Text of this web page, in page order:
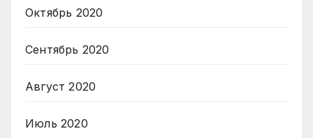
Октябрь 2020
Сентябрь 2020
Август 2020
Июль 2020